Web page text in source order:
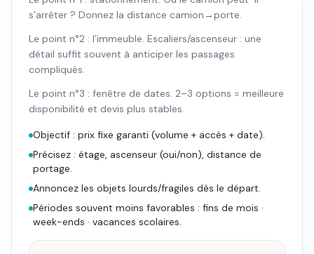
s’arrêter ? Donnez la distance camion→porte.
Le point n°2 : l’immeuble. Escaliers/ascenseur : une
détail suffit souvent à anticiper les passages
compliqués.
Le point n°3 : fenêtre de dates. 2–3 options = meilleure
disponibilité et devis plus stables.
Objectif : prix fixe garanti (volume + accès + date).
Précisez : étage, ascenseur (oui/non), distance de
portage.
Annoncez les objets lourds/fragiles dès le départ.
Périodes souvent moins favorables : fins de mois ·
week-ends · vacances scolaires.